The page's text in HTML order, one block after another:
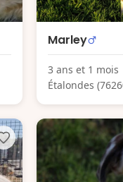
Marley
3 ans et 1 mois
Étalondes